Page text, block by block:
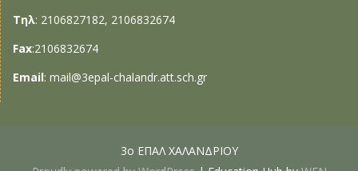
Τηλ: 2106827182, 2106832674
Fax:2106832674
Email: mail@3epal-chalandr.att.sch.gr
3ο ΕΠΑΛ ΧΑΛΑΝΔΡΙΟΥ